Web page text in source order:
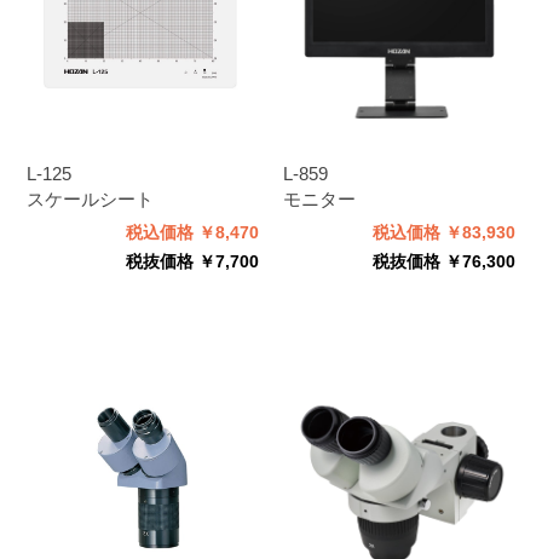
L-125
スケールシート
税込価格 ￥8,470
税抜価格 ￥7,700
L-859
モニター
税込価格 ￥83,930
税抜価格 ￥76,300